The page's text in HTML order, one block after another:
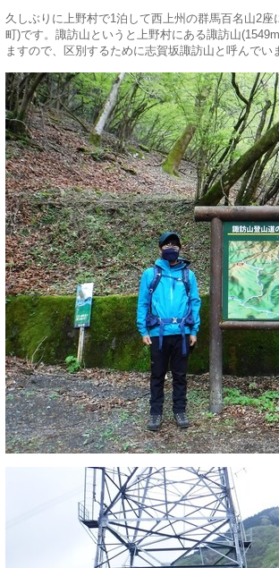
久しぶりに上野村で1泊して西上州の群馬百名山2
町)です。諏訪山というと上野村にある諏訪山
ますので、区別するために志賀坂諏訪山と呼んでい